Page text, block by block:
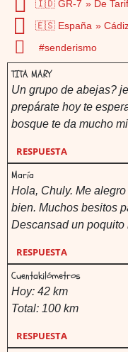
🇮🇩 GR-7
De
🇪🇸 España
senderismo
TITA MARY
Un grupo de abejas?
prepárate hoy te
bosque te da mucho
RESPUESTA
María
Hola, Chuly. Me
bien. Muchos besitos
Descansad un
RESPUESTA
Cuentakilómetros
Hoy: 42 km
Total: 100 km
RESPUESTA